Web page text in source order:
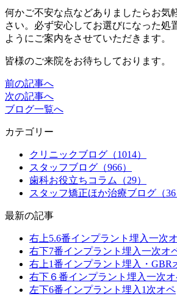
何かご不安な点などありましたらお気
さい。必ず安心してお選びになった処
ようにご案内をさせていただきます。
皆様のご来院をお待ちしております。
前の記事へ
次の記事へ
ブログ一覧へ
カテゴリー
クリニックブログ（1014）
スタッフブログ（966）
歯科お役立ちコラム（29）
スタッフ矯正ほか治療ブログ（36
最新の記事
右上5.6番インプラント埋入一次
右下7番インプラント埋入一次オ
右上1番インプラント埋入・GBR
右下６番インプラント埋入一次
左下6番インプラント埋入1次オペ